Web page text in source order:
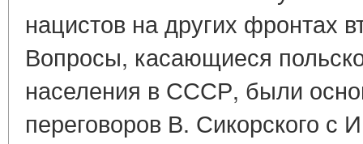
нацистов на других фронтах
Вопросы, касающиеся
населения в СССР, были
переговоров В. Сикорского